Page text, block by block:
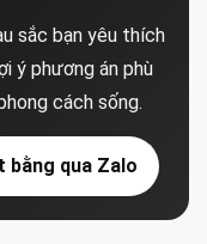
sắc bạn yêu thích
ý phương án phù
cách sống.
bằng qua Zalo